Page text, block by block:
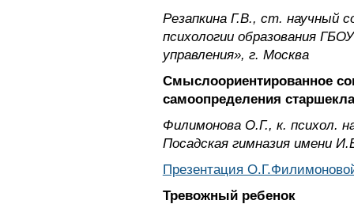
Резапкина Г.В., ст. научный
психологии образования
управления», г. Москва
Смыслоориентированное
самоопределения
Филимонова О.Г., к. психол.
Посадская гимназия имени
Презентация
Тревожный ребенок